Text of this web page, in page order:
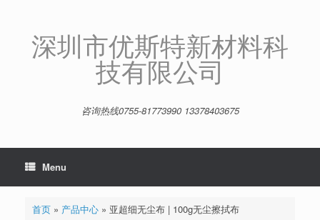
深圳市优斯特新材料科
技有限公司
咨询热线0755-81773990 13378403675
Menu
首页» 产品中心» 亚超细无尘布 | 100g无尘擦拭布